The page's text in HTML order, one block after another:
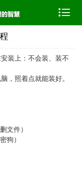

装上：不会装、装不
，照着点就能装好。
文件）
狗）